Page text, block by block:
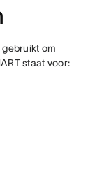
om
staat voor: